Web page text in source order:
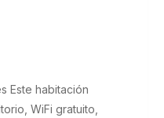
WiFi gratuito,